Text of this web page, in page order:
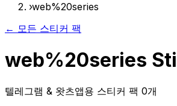
›web%20series
← 모든 스티커 팩
web%20series
텔레그램 & 왓츠앱용 스티커 팩 0개